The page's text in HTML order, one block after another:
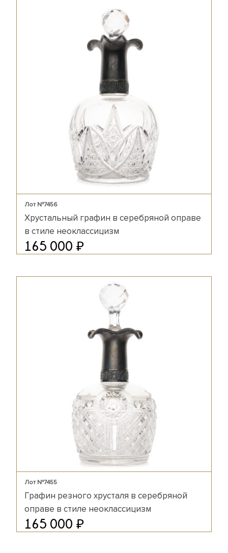
Лот №7456
Хрустальный графин в серебряной оправе
в стиле неоклассицизм
165 000 ₽
Лот №7455
Графин резного хрусталя в серебряной
оправе в стиле неоклассицизм
165 000 ₽